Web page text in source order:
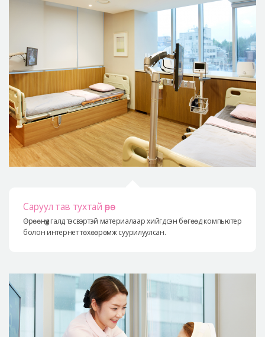
Саруул тав тухтай өрөө
Өрөөнүүд галд тэсвэртэй материалаар хийгдсэн бөгөөд компьютер
болон интернет төхөөрөмж суурилуулсан.